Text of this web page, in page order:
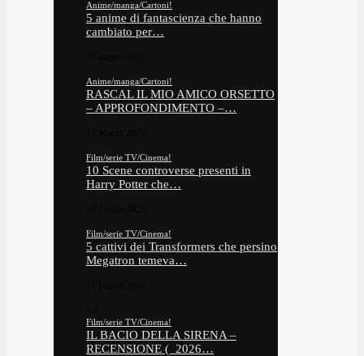
Anime/manga/Cartoni!
5 anime di fantascienza che hanno
cambiato per…
Anime/manga/Cartoni!
RASCAL IL MIO AMICO ORSETTO
– APPROFONDIMENTO –…
Film/serie TV/Cinema!
10 Scene controverse presenti in
Harry Potter che…
Film/serie TV/Cinema!
5 cattivi dei Transformers che persino
Megatron temeva…
Film/serie TV/Cinema!
IL BACIO DELLA SIRENA –
RECENSIONE ( 2026…